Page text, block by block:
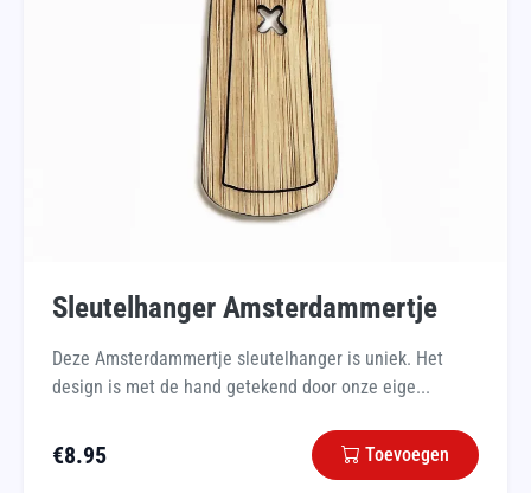
Sleutelhanger Amsterdammertje
Deze Amsterdammertje sleutelhanger is uniek. Het
design is met de hand getekend door onze eige...
€8.95 Toevoegen